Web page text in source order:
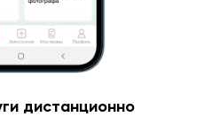
дистанционно